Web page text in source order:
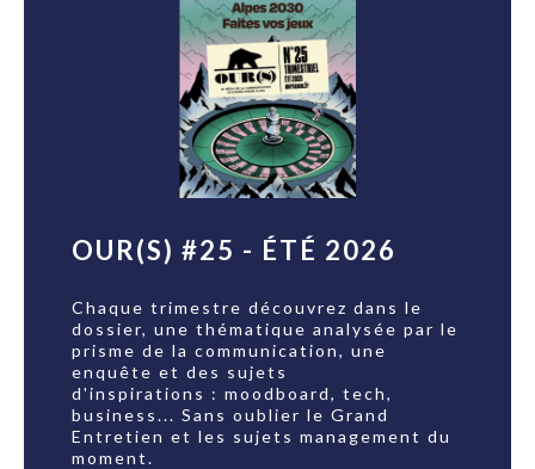
OUR(S) #25 - ÉTÉ 2026
Chaque trimestre découvrez dans le
dossier, une thématique analysée par le
prisme de la communication, une
enquête et des sujets
d'inspirations : moodboard, tech,
business... Sans oublier le Grand
Entretien et les sujets management du
moment.